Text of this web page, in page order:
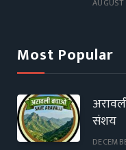
Most Popular
संशय